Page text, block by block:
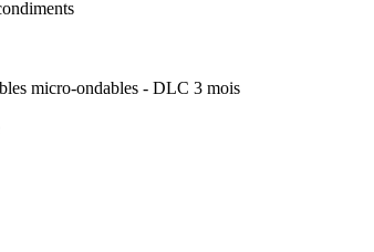
micro-ondables - DLC 3 mois